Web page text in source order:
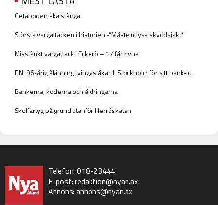
Getaboden ska stänga
Största vargattacken i historien -”Måste utlysa skyddsjakt”
Misstänkt vargattack i Eckerö – 17 får rivna
DN: 96-årig ålänning tvingas åka till Stockholm för sitt bank-id
Bankerna, koderna och åldringarna
Skolfartyg på grund utanför Herröskatan
Telefon: 018-23444
E-post: redaktion@nyan.ax
Annons: annons@nyan.ax